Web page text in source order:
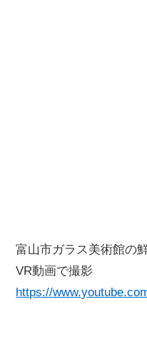
富山市ガラス美術館の
VR動画で撮影
https://